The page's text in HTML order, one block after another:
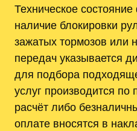
Техническое
наличие блокировки
зажатых тормозов или
передач указывается
для подбора
услуг производится по
расчёт либо
оплате вносятся в